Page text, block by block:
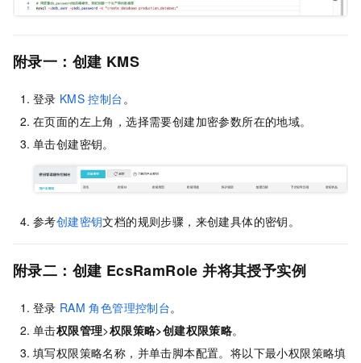
附录一：创建 KMS
登录 KMS 控制台。
在页面的左上角，选择需要创建加密参数所在的地域。
单击创建密钥。
参考创建密钥文档的规则步骤，来创建具体的密钥。
附录二：创建 EcsRamRole 并将其授予实例
登录 RAM 角色管理控制台。
单击权限管理>权限策略>创建权限策略。
填写权限策略名称，并单击脚本配置。将以下最小权限策略填